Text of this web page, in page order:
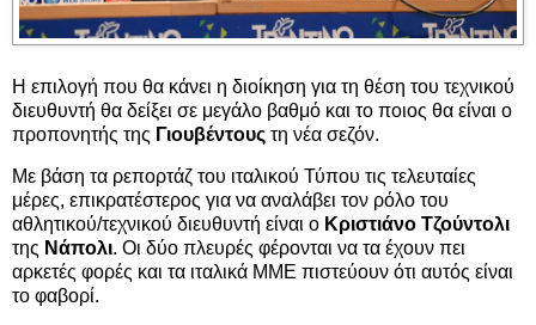
Η επιλογή που θα κάνει η διοίκηση για τη θέση του τεχνικού
διευθυντή θα δείξει σε μεγάλο βαθμό και το ποιος θα είναι ο
προπονητής της Γιουβέντους τη νέα σεζόν.
Με βάση τα ρεπορτάζ του ιταλικού Τύπου τις τελευταίες
μέρες, επικρατέστερος για να αναλάβει τον ρόλο του
αθλητικού/τεχνικού διευθυντή είναι ο Κριστιάνο Τζούντολι
της Νάπολι. Οι δύο πλευρές φέρονται να τα έχουν πει
αρκετές φορές και τα ιταλικά ΜΜΕ πιστεύουν ότι αυτός είναι
το φαβορί.